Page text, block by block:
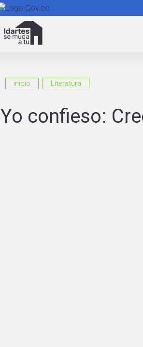
inicio Literatura
Yo confieso: